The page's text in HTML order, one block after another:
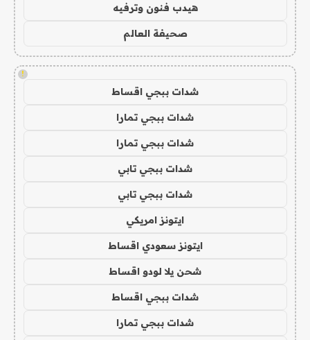
هيدب فنون وترفيه
صحيفة العالم
!
شدات ببجي اقساط
شدات ببجي تمارا
شدات ببجي تمارا
شدات ببجي تابي
شدات ببجي تابي
ايتونز امريكي
ايتونز سعودي اقساط
شحن يلا لودو اقساط
شدات ببجي اقساط
شدات ببجي تمارا